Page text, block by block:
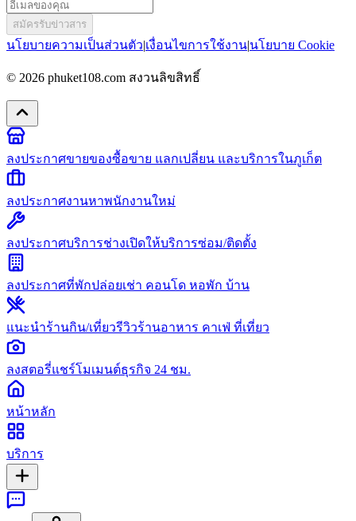
สมัครรับข่าวสาร
นโยบายความเป็นส่วนตัว|เงื่อนไขการใช้งาน|นโยบาย Cookie
© 2026 phuket108.com สงวนลิขสิทธิ์
ลงประกาศขายของซื้อขาย แลกเปลี่ยน และบริการในภูเก็ต
ลงประกาศงานหาพนักงานใหม่
ลงประกาศบริการช่างเปิดให้บริการซ่อม/ติดตั้ง
ลงประกาศที่พักปล่อยเช่า คอนโด หอพัก บ้าน
แนะนำร้านกิน/เที่ยวรีวิวร้านอาหาร คาเฟ่ ที่เที่ยว
ลงสตอรี่แชร์โมเมนต์ธุรกิจ 24 ชม.
หน้าหลัก
บริการ